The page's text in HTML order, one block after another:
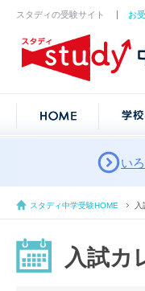
スタディの受験サイト お
い
スタディ中学受験HOME
入試カ